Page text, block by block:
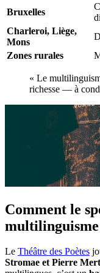
Bruxelles
Charleroi, Liège,
Mons
Zones rurales
« Le
richesse — à
Comment le
multilinguisme
Le Théâtre des Poètes
Stromae et Pierre